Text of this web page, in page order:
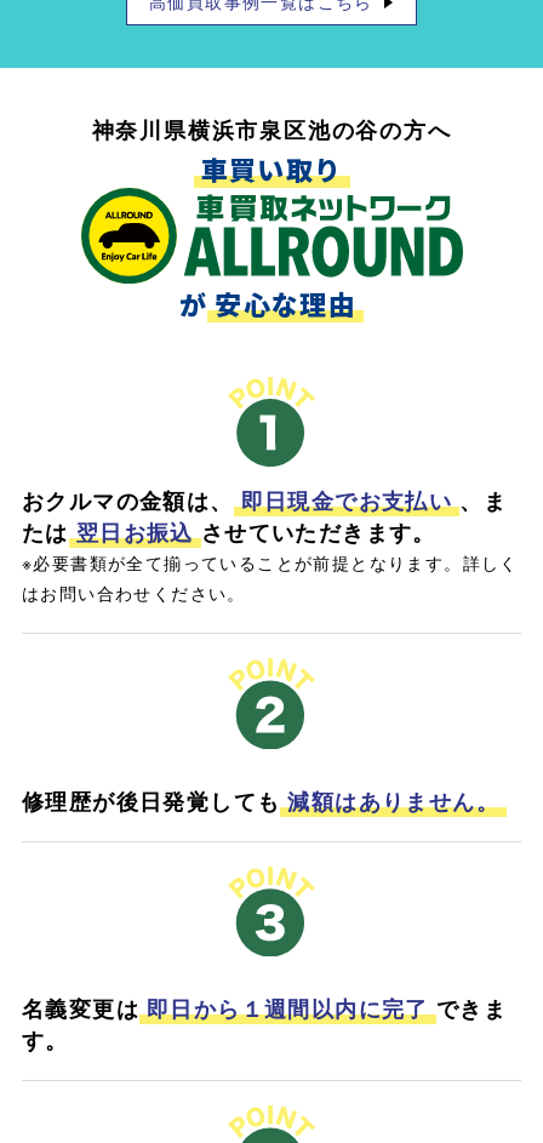
神奈川県横浜市泉区池の谷の方へ
車買い取り
が安心な理由
おクルマの金額は、 即日現金でお支払い 、ま
たは 翌日お振込 させていただきます。
※必要書類が全て揃っていることが前提となります。詳しく
はお問い合わせください。
修理歴が後日発覚しても 減額はありません。
名義変更は 即日から１週間以内に完了 できま
す。